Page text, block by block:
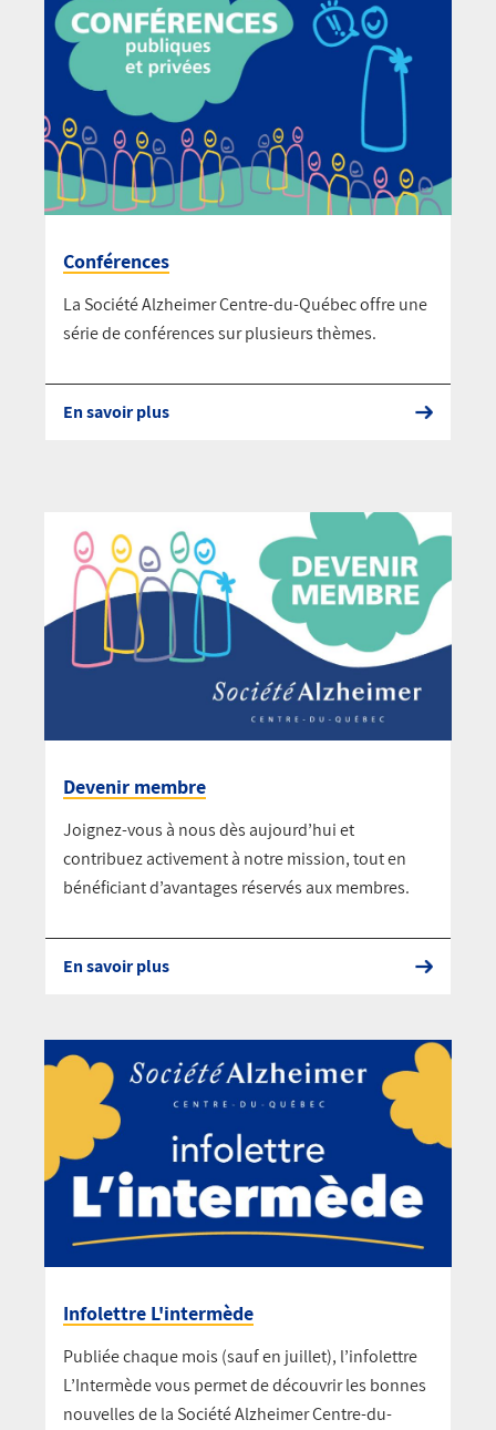
Conférences
La Société Alzheimer Centre-du-Québec offre une
série de conférences sur plusieurs thèmes.
En savoir plus
Devenir membre
Joignez-vous à nous dès aujourd’hui et
contribuez activement à notre mission, tout en
bénéficiant d’avantages réservés aux membres.
En savoir plus
Infolettre L'intermède
Publiée chaque mois (sauf en juillet), l’infolettre
L’Intermède vous permet de découvrir les bonnes
nouvelles de la Société Alzheimer Centre-du-